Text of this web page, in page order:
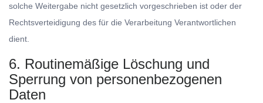
solche Weitergabe nicht gesetzlich vorgeschrieben ist oder der
Rechtsverteidigung des für die Verarbeitung Verantwortlichen
dient.
6. Routinemäßige Löschung und
Sperrung von personenbezogenen
Daten